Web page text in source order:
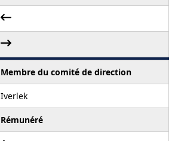
Membre du comité de direction
Iverlek
Rémunéré